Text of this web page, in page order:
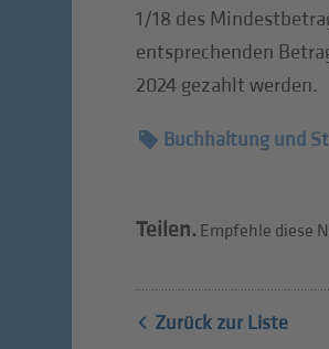
1/18 des
entsprechenden
2024 gezahlt werden.
Buchhaltung und
Teilen. Empfehle diese
Zurück zur Liste